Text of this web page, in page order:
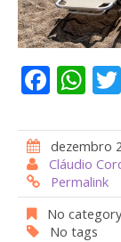
F
e
b
o
o
W
at
s
A
p
dezembro
Cláudio
Permalink
No category
No tags